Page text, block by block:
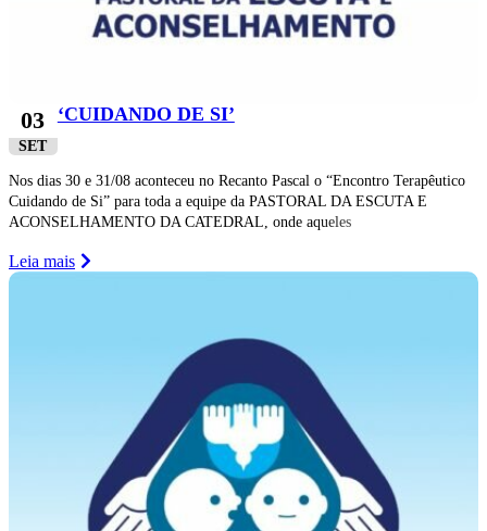
03
SET
‘CUIDANDO DE SI’
Nos dias 30 e 31/08 aconteceu no Recanto Pascal o “Encontro Terapêutico
Cuidando de Si” para toda a equipe da PASTORAL DA ESCUTA E
ACONSELHAMENTO DA CATEDRAL, onde aqueles
Leia mais